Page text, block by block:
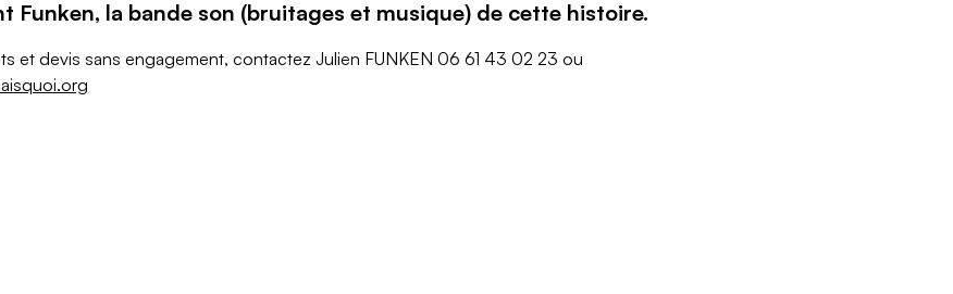
Funken, la bande son (bruitages et musique) de cette histoire.
et devis sans engagement, contactez Julien FUNKEN 06 61 43 02 23 ou